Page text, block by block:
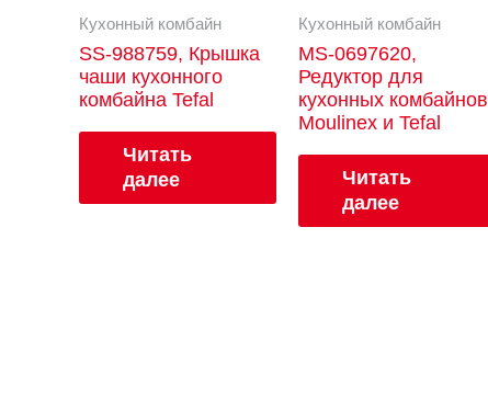
Кухонный комбайн
SS-988759, Крышка
чаши кухонного
комбайна Tefal
Читать
далее
Кухонный комбайн
MS-0697620,
Редуктор для
кухонных комбайнов
Moulinex и Tefal
Читать
далее